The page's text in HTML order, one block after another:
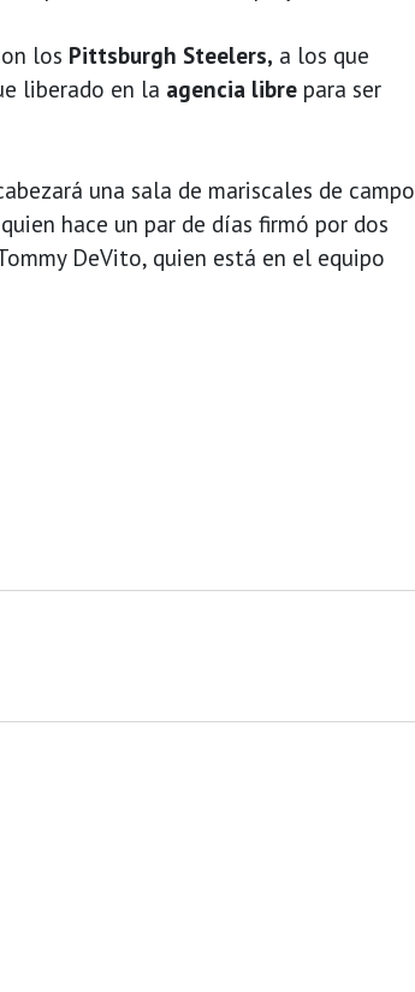
los Pittsburgh Steelers, a los que
liberado en la agencia libre para ser
una sala de mariscales de campo
hace un par de días firmó por dos
DeVito, quien está en el equipo